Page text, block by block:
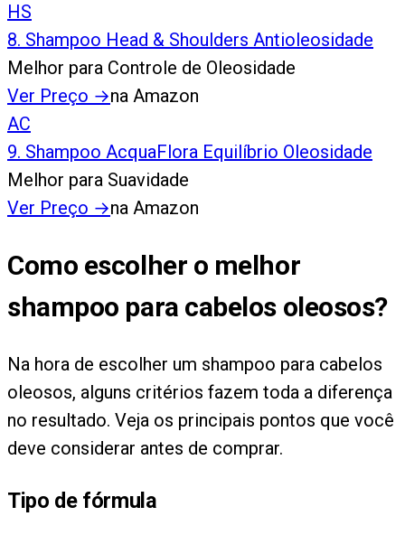
HS
8. Shampoo Head & Shoulders Antioleosidade
Melhor para Controle de Oleosidade
Ver Preço →na Amazon
AC
9. Shampoo AcquaFlora Equilíbrio Oleosidade
Melhor para Suavidade
Ver Preço →na Amazon
Como escolher o melhor
shampoo para cabelos oleosos?
Na hora de escolher um shampoo para cabelos
oleosos, alguns critérios fazem toda a diferença
no resultado. Veja os principais pontos que você
deve considerar antes de comprar.
Tipo de fórmula